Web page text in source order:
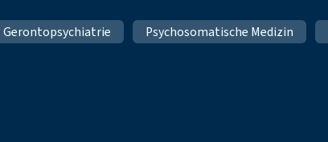
Gerontopsychiatrie Psychosomatische Medizin